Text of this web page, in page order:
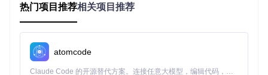
字重选
择
5种（Thin到Bold）
字符支
持
多语言支持
热门项目推荐相关项目推荐
atomcode
Claude Code 的开源替代方案。连接任意大模型，编辑代码，运行命令，自动验证 — 全自动执行。用 Rust 构建，极致性能。 ｜ An open-source alternative to Claude Code. Connect any LLM, edit code, run commands, and verify changes — autonomously. Built in Rust for speed. Get Started